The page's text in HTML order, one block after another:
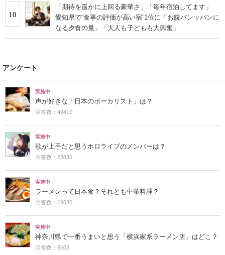
10
「期待を遥かに上回る豪華さ」「毎年宿泊してます」
愛知県で“食事の評価が高い宿”1位に「お腹パンッパンに
なる夕食の量」「大人も子どもも大興奮」
アンケート
実施中
声が好きな「日本のボーカリスト」は？
回答数：49410
実施中
歌が上手だと思うホロライブのメンバーは？
回答数：23836
実施中
ラーメンって日本食？それとも中華料理？
回答数：19630
実施中
神奈川県で一番うまいと思う「横浜家系ラーメン店」はどこ？
回答数：8502